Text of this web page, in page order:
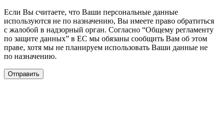
Если Вы считаете, что Ваши персональные данные
используются не по назначению, Вы имеете право обратиться
с жалобой в надзорный орган. Согласно “Общему регламенту
по защите данных” в ЕС мы обязаны сообщить Вам об этом
праве, хотя мы не планируем использовать Ваши данные не
по назначению.
Отправить